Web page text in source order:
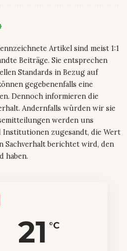
Artikel sind meist 1:1
Beiträge. Sie entsprechen
Standards in Bezug auf
gegebenenfalls eine
Dennoch informieren die
Andernfalls würden wir sie
werden uns
Institutionen zugesandt, die Wert
Sachverhalt berichtet wird, den
haben.
21 °C